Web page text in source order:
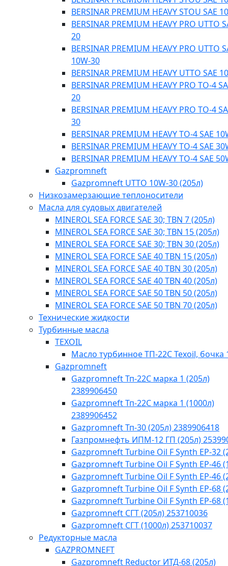
BERSINAR PREMIUM HEAVY STOU SAE
BERSINAR PREMIUM HEAVY PRO UTTO
20
BERSINAR PREMIUM HEAVY PRO UTTO
10W-30
BERSINAR PREMIUM HEAVY UTTO SAE
BERSINAR PREMIUM HEAVY PRO TO-4
20
BERSINAR PREMIUM HEAVY PRO TO-4
30
BERSINAR PREMIUM HEAVY TO-4 SAE
BERSINAR PREMIUM HEAVY TO-4 SAE
BERSINAR PREMIUM HEAVY TO-4 SAE
Gazpromneft
Gazpromneft UTTO 10W-30 (205л)
Низкозамерзающие теплоносители
Масла для судовых двигателей
MINEROL SEA FORCE SAE 30; TBN 7 (205л)
MINEROL SEA FORCE SAE 30; TBN 15 (205л)
MINEROL SEA FORCE SAE 30; TBN 30 (205л)
MINEROL SEA FORCE SAE 40 TBN 15 (205л)
MINEROL SEA FORCE SAE 40 TBN 30 (205л)
MINEROL SEA FORCE SAE 40 TBN 40​ (205л)
MINEROL SEA FORCE SAE 50 TBN 50 (205л)
MINEROL SEA FORCE SAE 50 TBN 70 (205л)
Технические жидкости
Турбинные масла
TEXOIL
Масло турбинное ТП-22С Texoil, бочка
Gazpromneft
Gazpromneft Тп-22С марка 1 (205л)
2389906450
Gazpromneft Тп-22С марка 1 (1000л)
2389906452
Gazpromneft Тп-30 (205л) 2389906418
Газпромнефть ИПМ-12 ГП (205л)
Gazpromneft Turbine Oil F Synth EP-32
Gazpromneft Turbine Oil F Synth EP-46
Gazpromneft Turbine Oil F Synth EP-46
Gazpromneft Turbine Oil F Synth EP-68
Gazpromneft Turbine Oil F Synth EP-68
Gazpromneft СГТ (205л) 253710036
Gazpromneft СГТ (1000л) 253710037
Редукторные масла
GAZPROMNEFT
Gazpromneft Reductor ИТД-68 (205л)